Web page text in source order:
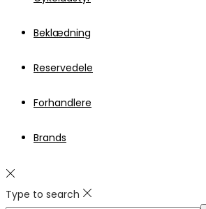
Beklædning
Reservedele
Forhandlere
Brands
Type to search